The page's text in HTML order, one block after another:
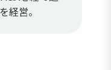
経営。